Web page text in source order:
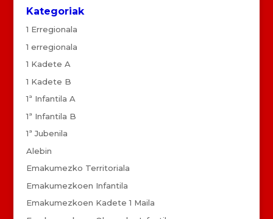
Kategoriak
1 Erregionala
1 erregionala
1 Kadete A
1 Kadete B
1ª Infantila A
1ª Infantila B
1ª Jubenila
Alebin
Emakumezko Territoriala
Emakumezkoen Infantila
Emakumezkoen Kadete 1 Maila